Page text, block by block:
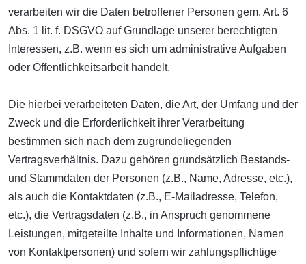
verarbeiten wir die Daten betroffener Personen gem. Art. 6
Abs. 1 lit. f. DSGVO auf Grundlage unserer berechtigten
Interessen, z.B. wenn es sich um administrative Aufgaben
oder Öffentlichkeitsarbeit handelt.
Die hierbei verarbeiteten Daten, die Art, der Umfang und der
Zweck und die Erforderlichkeit ihrer Verarbeitung
bestimmen sich nach dem zugrundeliegenden
Vertragsverhältnis. Dazu gehören grundsätzlich Bestands-
und Stammdaten der Personen (z.B., Name, Adresse, etc.),
als auch die Kontaktdaten (z.B., E-Mailadresse, Telefon,
etc.), die Vertragsdaten (z.B., in Anspruch genommene
Leistungen, mitgeteilte Inhalte und Informationen, Namen
von Kontaktpersonen) und sofern wir zahlungspflichtige